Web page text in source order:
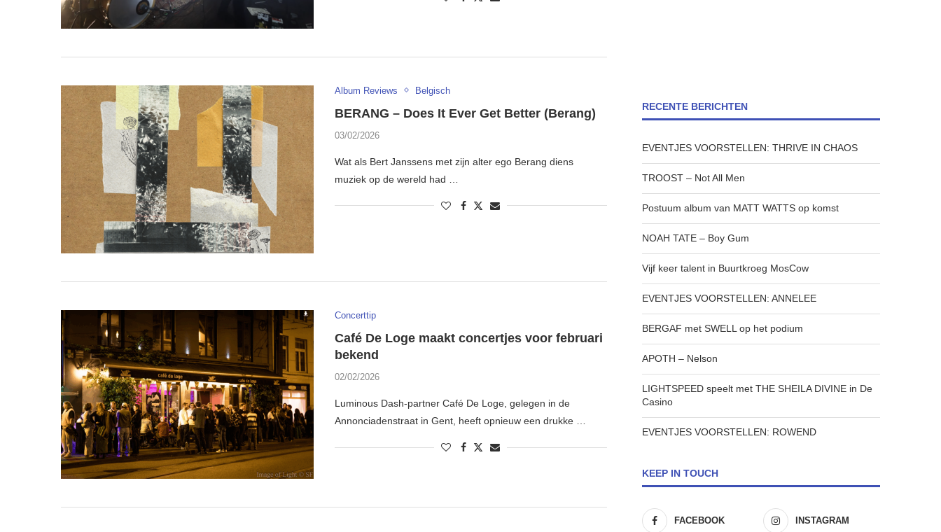
Album Reviews Belgisch
BERANG – Does It Ever Get Better (Berang)
03/02/2026
Wat als Bert Janssens met zijn alter ego Berang diens
muziek op de wereld had …
Concerttip
Café De Loge maakt concertjes voor februari
bekend
02/02/2026
Luminous Dash-partner Café De Loge, gelegen in de
Annonciadenstraat in Gent, heeft opnieuw een drukke …
RECENTE BERICHTEN
EVENTJES VOORSTELLEN: THRIVE IN CHAOS
TROOST – Not All Men
Postuum album van MATT WATTS op komst
NOAH TATE – Boy Gum
Vijf keer talent in Buurtkroeg MosCow
EVENTJES VOORSTELLEN: ANNELEE
BERGAF met SWELL op het podium
APOTH – Nelson
LIGHTSPEED speelt met THE SHEILA DIVINE in De
Casino
EVENTJES VOORSTELLEN: ROWEND
KEEP IN TOUCH
FACEBOOK INSTAGRAM